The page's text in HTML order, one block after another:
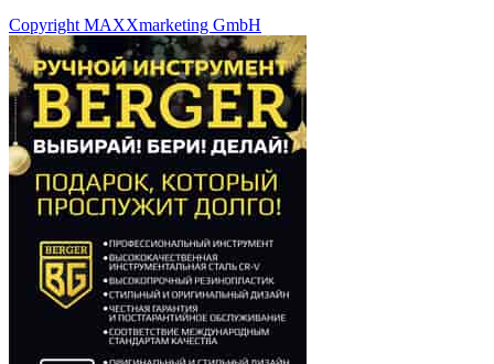
Copyright MAXXmarketing GmbH